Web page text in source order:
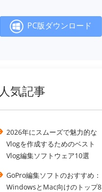
PC版ダウンロード
人気記事
2026年にスムーズで魅力的な
Vlogを作成するためのベスト
Vlog編集ソフトウェア10選
GoPro編集ソフトのおすすめ：
WindowsとMac向けのトップ8